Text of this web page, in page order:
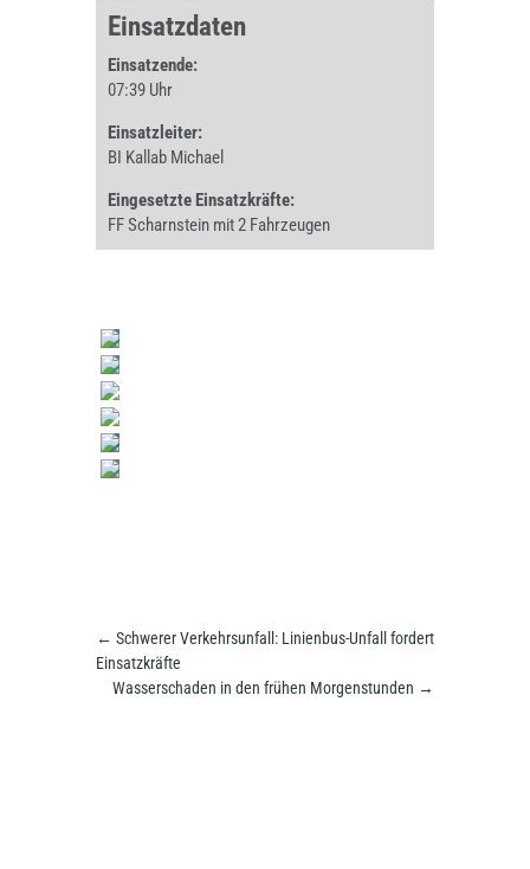
Einsatzdaten
Einsatzende:
07:39 Uhr
Einsatzleiter:
BI Kallab Michael
Eingesetzte Einsatzkräfte:
FF Scharnstein mit 2 Fahrzeugen
← Schwerer Verkehrsunfall: Linienbus-Unfall fordert
Einsatzkräfte
Wasserschaden in den frühen Morgenstunden →